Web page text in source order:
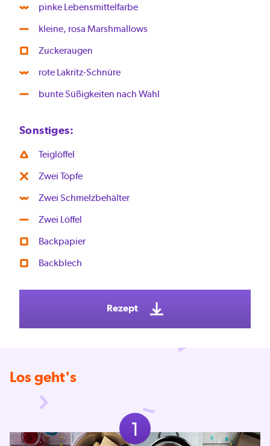
pinke Lebensmittelfarbe
kleine, rosa Marshmallows
Zuckeraugen
rote Lakritz-Schnüre
bunte Süßigkeiten nach Wahl
Sonstiges:
Teiglöffel
Zwei Töpfe
Zwei Schmelzbehälter
Zwei Löffel
Backpapier
Backblech
Rezept
Los geht's
1